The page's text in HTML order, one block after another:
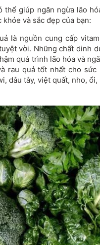
thể giúp ngăn ngừa lão
và sắc đẹp của bạn:
là nguồn cung cấp
vời. Những chất dinh
quá trình lão hóa và
rau quả tốt nhất cho sức
dâu tây, việt quất, nho,